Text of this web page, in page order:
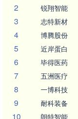
2 锐翔智能
3 志特新材
4 博腾股份
5 近岸蛋白
6 毕得医药
7 五洲医疗
8 一博科技
9 耐科装备
10 朗特智能